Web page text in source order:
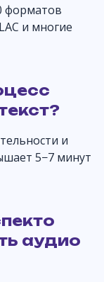
форматов
и многие
и
5−7 минут
аудио